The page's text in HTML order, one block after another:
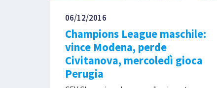
06/12/2016
Champions League maschile:
vince Modena, perde
Civitanova, mercoledì gioca
Perugia